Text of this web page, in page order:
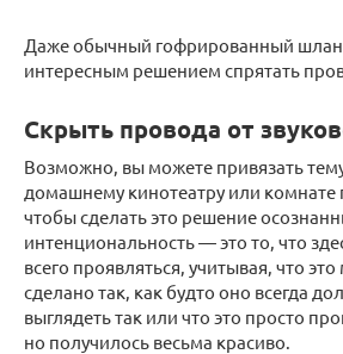
Даже обычный гофрированный
интересным решением спрятать
Скрыть провода от
Возможно, вы можете привязать
домашнему кинотеатру или комнате
чтобы сделать это решение
интенциональность — это то, что
всего проявляться, учитывая, что
сделано так, как будто оно всегда
выглядеть так или что это просто
но получилось весьма красиво.